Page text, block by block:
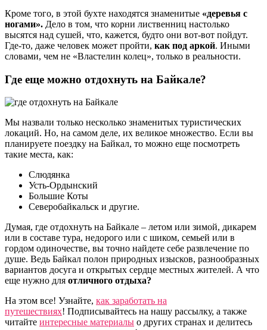
Кроме того, в этой бухте находятся знаменитые «деревья с
ногами». Дело в том, что корни лиственниц настолько
высятся над сушей, что, кажется, будто они вот-вот пойдут.
Где-то, даже человек может пройти, как под аркой. Иными
словами, чем не «Властелин колец», только в реальности.
Где еще можно отдохнуть на Байкале?
Мы назвали только несколько знаменитых туристических
локаций. Но, на самом деле, их великое множество. Если вы
планируете поездку на Байкал, то можно еще посмотреть
такие места, как:
Слюдянка
Усть-Ордынский
Большие Коты
Северобайкальск и другие.
Думая, где отдохнуть на Байкале – летом или зимой, дикарем
или в составе тура, недорого или с шиком, семьей или в
гордом одиночестве, вы точно найдете себе развлечение по
душе. Ведь Байкал полон природных изысков, разнообразных
вариантов досуга и открытых сердце местных жителей. А что
еще нужно для отличного отдыха?
На этом все! Узнайте, как заработать на
путешествиях! Подписывайтесь на нашу рассылку, а также
читайте интересные материалы о других странах и делитесь